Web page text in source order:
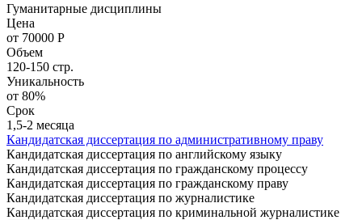
Гуманитарные дисциплины
Цена
от 70000 Р
Объем
120-150 стр.
Уникальность
от 80%
Срок
1,5-2 месяца
Кандидатская диссертация по административному праву
Кандидатская диссертация по английскому языку
Кандидатская диссертация по гражданскому процессу
Кандидатская диссертация по гражданскому праву
Кандидатская диссертация по журналистике
Кандидатская диссертация по криминальной журналистике